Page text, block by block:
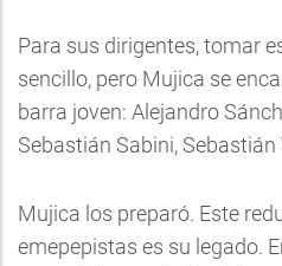
Para sus dirigentes, tomar
sencillo, pero Mujica se
barra joven: Alejandro
Sebastián Sabini,
Mujica los preparó. Este
emepepistas es su legado.